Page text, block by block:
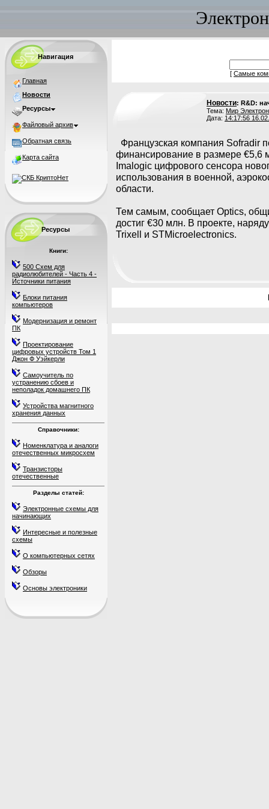
Навигация
Главная
Новости
Ресурсы
Файловый архив
Обратная связь
Карта сайта
Ресурсы
Книги:
500 Схем для
радиолюбителей - Часть 4 -
Источники питания
Блоки питания
компьютеров
Модернизация и ремонт
ПК
Проектирование
цифровых устройств Том 1
Джон Ф Уэйкерли
Самоучитель по
устранению сбоев и
неполадок домашнего ПК
Устройства магнитного
хранения данных
Справочники:
Номенклатура и аналоги
отечественных микросхем
Транзисторы
отечественные
Разделы статей:
Электронные схемы для
начинающих
Интересные и полезные
схемы
О компьютерных сетях
Обзоры
Основы электроники
[ Самые
Новости: R&D:
Тема: Мир
Дата: 14:17:56
Французская компания Sofradir
финансирование в размере €5,6
Imalogic цифрового сенсора
использования в военной,
области.
Тем самым, сообщает Optics,
достиг €30 млн. В проекте,
Trixell и STMicroelectronics.